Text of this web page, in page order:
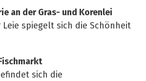
an der Gras- und Koren­lei
Leie spiegelt sich die Schönheit
sich die